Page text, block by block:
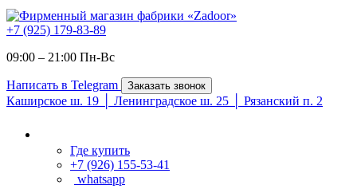
+7 (925) 179-83-89
09:00 – 21:00 Пн-Вc
Написать в Telegram Заказать звонок
Каширское ш. 19 │ Ленинградское ш. 25 │ Рязанский п. 2
Где купить
+7 (926) 155-53-41
whatsapp